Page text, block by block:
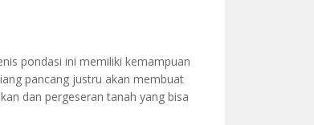
pondasi ini memiliki kemampuan
pancang justru akan membuat
dan pergeseran tanah yang bisa